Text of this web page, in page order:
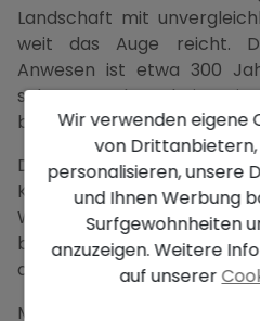
Landschaft mit
weit das Auge reicht.
Anwesen ist etwa 300
seltene Gelegenheit,
besitzen.
Das Anwesen verfügt über
Küche und einen
Wohnzimmer im ersten
befinden sich zwei
offen.
Mit einem
Wir verwenden eigene
von Drittanbietern,
personalisieren, unsere
und Ihnen Werbung
Surfgewohnheiten
anzuzeigen. Weitere
auf unserer